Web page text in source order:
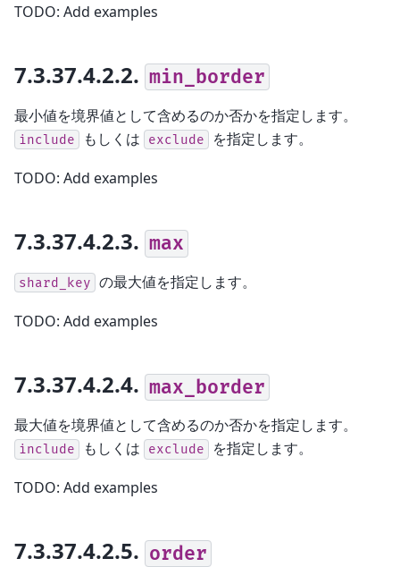
TODO: Add examples
7.3.37.4.2.2. min_border
最小値を境界値として含めるのか否かを指定します。
include もしくは exclude を指定します。
TODO: Add examples
7.3.37.4.2.3. max
shard_key の最大値を指定します。
TODO: Add examples
7.3.37.4.2.4. max_border
最大値を境界値として含めるのか否かを指定します。
include もしくは exclude を指定します。
TODO: Add examples
7.3.37.4.2.5. order